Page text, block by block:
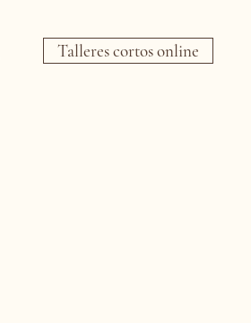
Talleres cortos online